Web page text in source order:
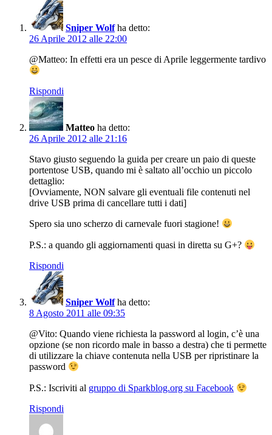
Sniper Wolf ha detto:
26 Aprile 2012 alle 22:00
@Matteo: In effetti era un pesce di Aprile leggermente tardivo
Rispondi
Matteo ha detto:
26 Aprile 2012 alle 21:16
Stavo giusto seguendo la guida per creare un paio di queste
portentose USB, quando mi è saltato all’occhio un piccolo
dettaglio:
[Ovviamente, NON salvare gli eventuali file contenuti nel
drive USB prima di cancellare tutti i dati]
Spero sia uno scherzo di carnevale fuori stagione!
P.S.: a quando gli aggiornamenti quasi in diretta su G+?
Rispondi
Sniper Wolf ha detto:
8 Agosto 2011 alle 09:35
@Vito: Quando viene richiesta la password al login, c’è una
opzione (se non ricordo male in basso a destra) che ti permette
di utilizzare la chiave contenuta nella USB per ripristinare la
password
P.S.: Iscriviti al gruppo di Sparkblog.org su Facebook
Rispondi